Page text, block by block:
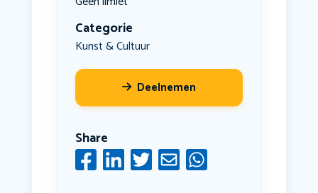
Categorie
Kunst & Cultuur
Deelnemen
Share